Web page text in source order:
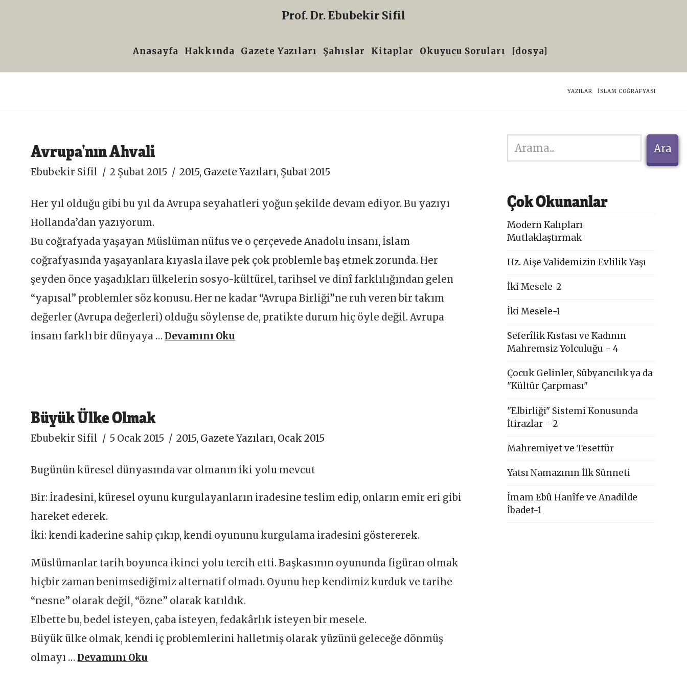
Sifil
Prof. Dr. Ebubekir Sifil
Anasayfa Hakkında Gazete Yazıları Şahıslar Kitaplar Okuyucu Soruları [dosya]
HOME
YAZILAR İSLAM COĞRAFYASI
Avrupa’nın Ahvali
Ebubekir Sifil 2 Şubat 2015 2015, Gazete Yazıları, Şubat 2015
Her yıl olduğu gibi bu yıl da Avrupa seyahatleri yoğun şekilde devam ediyor. Bu yazıyı
Hollanda’dan yazıyorum.
Bu coğrafyada yaşayan Müslüman nüfus ve o çerçevede Anadolu insanı, İslam
coğrafyasında yaşayanlara kıyasla ilave pek çok problemle baş etmek zorunda. Her
şeyden önce yaşadıkları ülkelerin sosyo-kültürel, tarihsel ve dinî farklılığından gelen
“yapısal” problemler söz konusu. Her ne kadar “Avrupa Birliği”ne ruh veren bir takım
değerler (Avrupa değerleri) olduğu söylense de, pratikte durum hiç öyle değil. Avrupa
insanı farklı bir dünyaya …Devamını Oku
Büyük Ülke Olmak
Ebubekir Sifil 5 Ocak 2015 2015, Gazete Yazıları, Ocak 2015
Bugünün küresel dünyasında var olmanın iki yolu mevcut
Bir: İradesini, küresel oyunu kurgulayanların iradesine teslim edip, onların emir eri gibi
hareket ederek.
İki: kendi kaderine sahip çıkıp, kendi oyununu kurgulama iradesini göstererek.
Müslümanlar tarih boyunca ikinci yolu tercih etti. Başkasının oyununda figüran olmak
hiçbir zaman benimsediğimiz alternatif olmadı. Oyunu hep kendimiz kurduk ve tarihe
“nesne” olarak değil, “özne” olarak katıldık.
Elbette bu, bedel isteyen, çaba isteyen, fedakârlık isteyen bir mesele.
Büyük ülke olmak, kendi iç problemlerini halletmiş olarak yüzünü geleceğe dönmüş
olmayı …Devamını Oku
Ara
Ara
Çok Okunanlar
Modern Kalıpları
Mutlaklaştırmak
Hz. Aişe Validemizin Evlilik Yaşı
İki Mesele-2
İki Mesele-1
Seferîlik Kıstası ve Kadının
Mahremsiz Yolculuğu - 4
Çocuk Gelinler, Sübyancılık ya da
"Kültür Çarpması"
"Elbirliği" Sistemi Konusunda
İtirazlar - 2
Mahremiyet ve Tesettür
Yatsı Namazının İlk Sünneti
İmam Ebû Hanîfe ve Anadilde
İbadet-1